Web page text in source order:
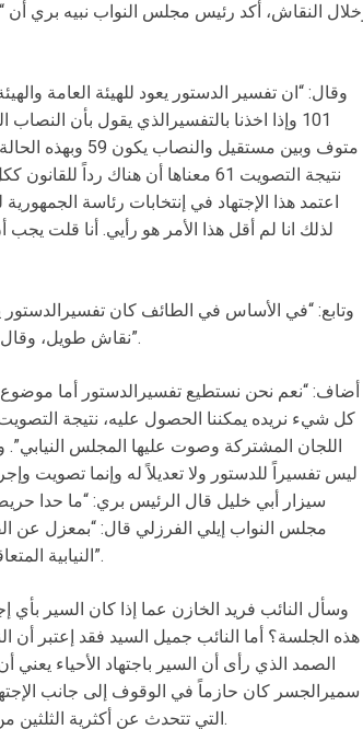
النقاش، أكد رئيس مجلس النواب نبيه بري أن
وقال: “ان تفسير الدستور يعود للهيئة العامة
متوف وبين
نتيجة التصويت 61 معناها أن هناك
اعتمد هذا الإجتهاد في إنتخابات رئاسة
لذلك انا لم أقل هذا الأمر هو رأيي. أنا قلت
وتابع: “في الأساس في الطائف كان تفسيرالدستور
نقاش طويل، وقال إن تفسير الدستور يعود للمجلس النيابي هذا الموضوع انتهى”.
أضاف: “نعم نحن نستطيع تفسيرالدستور أما موضوع
اللجان المشتركة وصوت عليها المجلس النيابي”.
ليس تفسيراً للدستور ولا تعديلاً له وإنما تصويت
سيزار أبي خليل قال الرئيس بري: “ما حدا
مجلس النواب إيلي الفرزلي قال: “بمعزل عن
النيابية المتعاقبة، إعتمدت على إجتهاد إحتساب النواب الأحياء في النصاب”.
وسأل النائب فريد الخازن عما إذا كان السير
التي تتحدث عن أكثرية الثلثين من الموجودين ما يعني أن الذين يؤلفون المجلس قانوناً هم 65.